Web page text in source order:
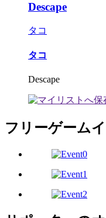
Descape
タコ
タコ
Descape
フリーゲーム